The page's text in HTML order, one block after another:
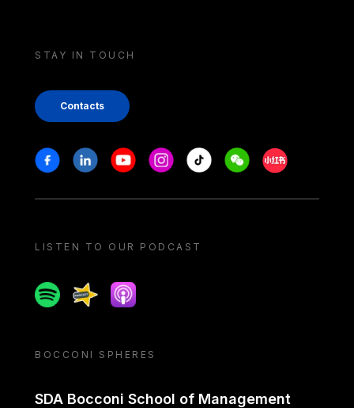
STAY IN TOUCH
Contacts
Stay in touch
FacebookLinkedinYoutubeInstagram
Tiktok WeechatXiaohongshu/
LISTEN TO OUR PODCAST
SpotifySpreakerApple podcast
BOCCONI SPHERES
SDA Bocconi School of Management